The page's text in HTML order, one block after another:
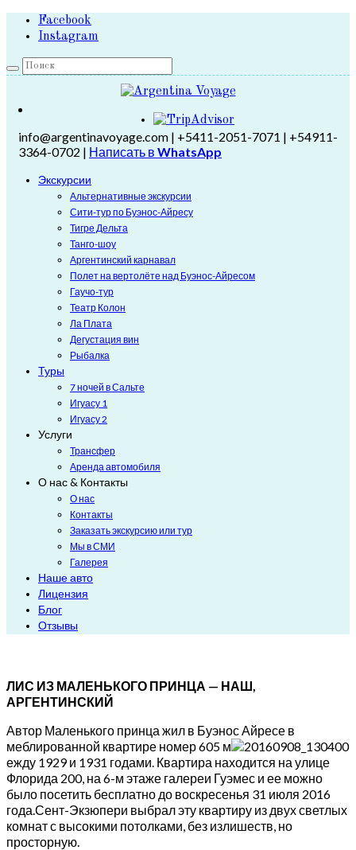
Facebook
Instagram
info@argentinavoyage.com | +5411-2051-7071 | +54911-
3364-0702 | Написать в WhatsApp
Экскурсии
Альтернативные экскурсии
Сити-тур по Буэнос-Айресу
Тигре Дельта
Танго-шоу
Аргентинский карнавал
Полет на вертолёте над Буэнос-Айресом
Гаучо-тур
Театр Колон
Ла Плата
Дегустация вин
Рыбалка
Туры
7 ночей в Сальте
Игуасу 1
Игуасу 2
Услуги
Трансфер
Аренда автомобиля
О нас & Контакты
О нас
Контакты
Заказать экскурсию или тур
Мы в СМИ
Галерея
Наше авто
Лицензия
Блог
Отзывы
ЛИС ИЗ МАЛЕНЬКОГО ПРИНЦА — НАШ,
АРГЕНТИНСКИЙ
Автор Маленького принца жил в Буэнос Айресе в
меблированной квартире номер 605 м
ежду 1929 и 1931 годами. Квартира находится на улице
Флорида 200, на 6-м этаже галереи Гуэмес и ее можно
было посетить бесплатно до воскресенья 31 июля 2016
года.Сент-Экзюпери выбрал эту квартиру из двух светлых
комнат с высокими потолками, без излишеств, но
просторную.